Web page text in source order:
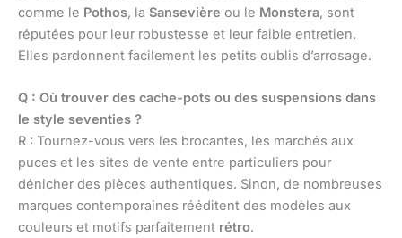
comme le Pothos, la Sansevière ou le Monstera, sont
réputées pour leur robustesse et leur faible entretien.
Elles pardonnent facilement les petits oublis d’arrosage.
Q : Où trouver des cache-pots ou des suspensions dans
le style seventies ?
R : Tournez-vous vers les brocantes, les marchés aux
puces et les sites de vente entre particuliers pour
dénicher des pièces authentiques. Sinon, de nombreuses
marques contemporaines rééditent des modèles aux
couleurs et motifs parfaitement rétro.